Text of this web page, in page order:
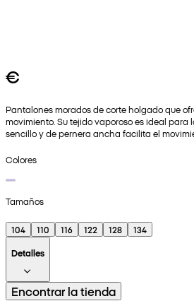
€
Pantalones morados de corte holgado que
movimiento. Su tejido vaporoso es ideal para
sencillo y de pernera ancha facilita el
Colores
Tamaños
104 110 116 122 128
134
Detalles
Encontrar la tienda